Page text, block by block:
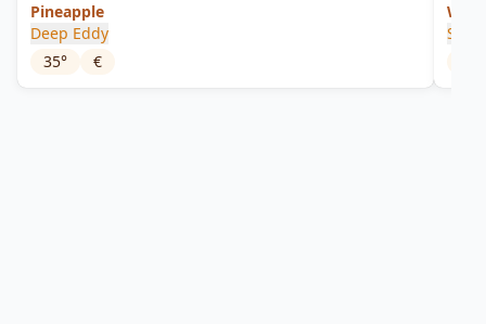
Pineapple
Deep Eddy
35° €